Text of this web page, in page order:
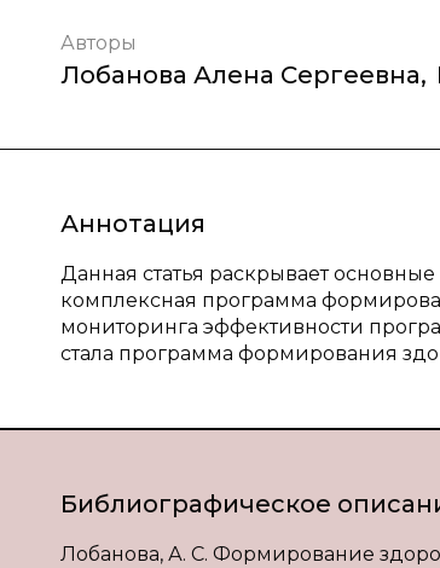
Авторы
Лобанова Алена Сергеевна,
Аннотация
Данная статья раскрывает
комплексная программа
мониторинга эффективности
стала программа формирования
Библиографическое
Лобанова, А. С. Формирование